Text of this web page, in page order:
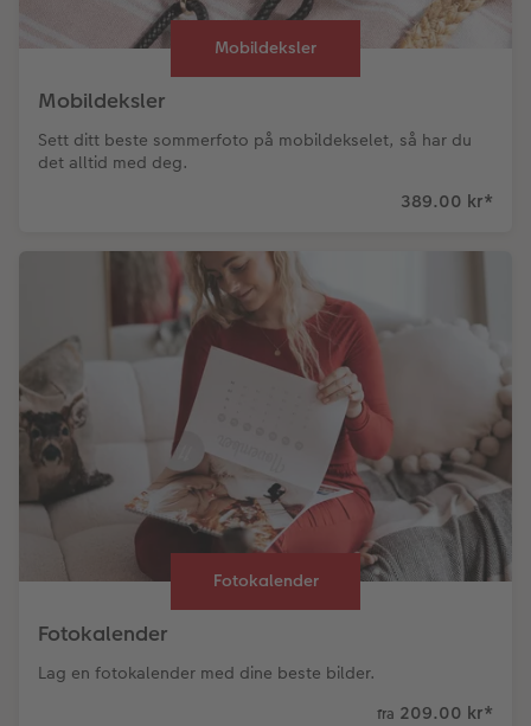
Mobildeksler
Mobildeksler
Sett ditt beste sommerfoto på mobildekselet, så har du
det alltid med deg.
389.00 kr*
Fotokalender
Fotokalender
Lag en fotokalender med dine beste bilder.
fra 209.00 kr*